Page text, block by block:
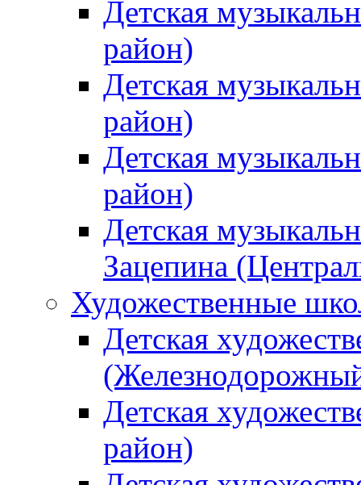
Детская
район)
Детская
район)
Детская
район)
Детская
Зацепина
Художественные
Детская
Детская
район)